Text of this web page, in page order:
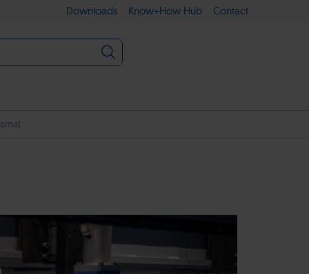
Downloads Know+How Hub Contact